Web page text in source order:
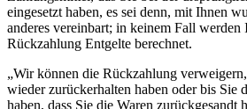
eingesetzt haben, es sei denn, mit Ihnen
anderes vereinbart; in keinem Fall werden
Rückzahlung Entgelte berechnet.
„Wir können die Rückzahlung
wieder zurückerhalten haben oder bis Sie
haben, dass Sie die Waren zurückgesandt